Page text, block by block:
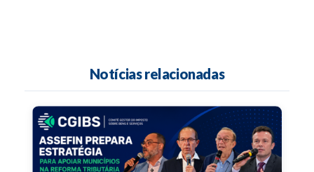
Notícias relacionadas